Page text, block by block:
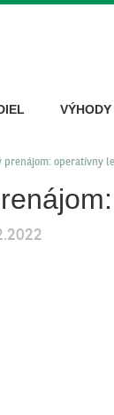
prenájom: operatívny